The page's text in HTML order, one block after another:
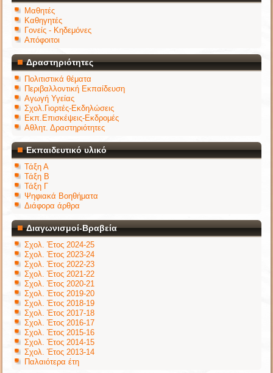
Μαθητές
Καθηγητές
Γονείς - Κηδεμόνες
Απόφοιτοι
Δραστηριότητες
Πολιτιστικά θέματα
Περιβαλλοντική Εκπαίδευση
Αγωγή Υγείας
Σχολ.Γιορτές-Εκδηλώσεις
Εκπ.Επισκέψεις-Εκδρομές
Αθλητ. Δραστηριότητες
Εκπαιδευτικό υλικό
Τάξη Α
Τάξη Β
Τάξη Γ
Ψηφιακά Βοηθήματα
Διάφορα άρθρα
Διαγωνισμοί-Βραβεία
Σχολ. Έτος 2024-25
Σχολ. Έτος 2023-24
Σχολ. Έτος 2022-23
Σχολ. Έτος 2021-22
Σχολ. Έτος 2020-21
Σχολ. Έτος 2019-20
Σχολ. Έτος 2018-19
Σχολ. Έτος 2017-18
Σχολ. Έτος 2016-17
Σχολ. Έτος 2015-16
Σχολ. Έτος 2014-15
Σχολ. Έτος 2013-14
Παλαιότερα έτη